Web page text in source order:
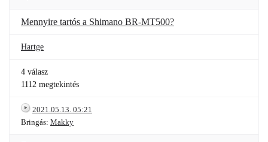
Mennyire tartós a Shimano BR-MT500?
Hartge
4 válasz
1112 megtekintés
2021.05.13. 05:21
Bringás: Makky